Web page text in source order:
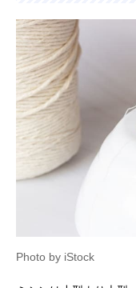
Photo by iStock